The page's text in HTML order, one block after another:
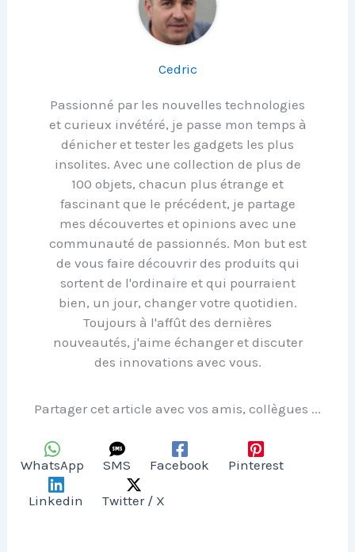
Cedric
Passionné par les nouvelles technologies
et curieux invétéré, je passe mon temps à
dénicher et tester les gadgets les plus
insolites. Avec une collection de plus de
100 objets, chacun plus étrange et
fascinant que le précédent, je partage
mes découvertes et opinions avec une
communauté de passionnés. Mon but est
de vous faire découvrir des produits qui
sortent de l'ordinaire et qui pourraient
bien, un jour, changer votre quotidien.
Toujours à l'affût des dernières
nouveautés, j'aime échanger et discuter
des innovations avec vous.
Partager cet article avec vos amis, collègues ...
WhatsApp SMS Facebook Pinterest
Linkedin Twitter / X